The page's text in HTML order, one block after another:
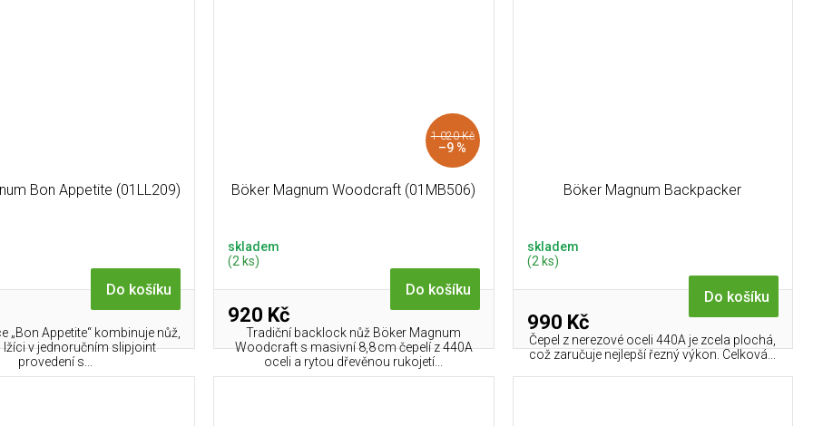
Bon Appetite (01LL209)
Do košíku
„Bon Appetite“ kombinuje nůž,
lžíci v jednoručním slipjoint
provedení s...
1 020 Kč
–9 %
Böker Magnum Woodcraft (01MB506)
skladem
(2 ks)
920 Kč
Do košíku
Tradiční backlock nůž Böker Magnum
Woodcraft s masivní 8,8 cm čepelí z 440A
oceli a rytou dřevěnou rukojetí...
Böker Magnum Backpacker
skladem
(2 ks)
990 Kč
Do košíku
Čepel z nerezové oceli 440A je zcela plochá,
což zaručuje nejlepší řezný výkon. Celková...